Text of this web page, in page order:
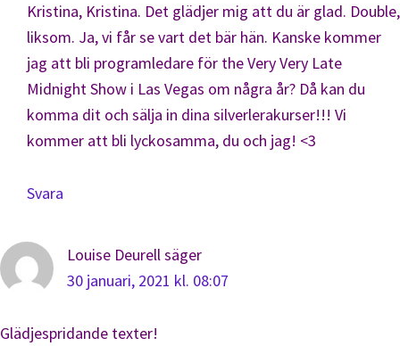
Kristina, Kristina. Det glädjer mig att du är glad. Double,
liksom. Ja, vi får se vart det bär hän. Kanske kommer
jag att bli programledare för the Very Very Late
Midnight Show i Las Vegas om några år? Då kan du
komma dit och sälja in dina silverlerakurser!!! Vi
kommer att bli lyckosamma, du och jag! <3
Svara
Louise Deurellsäger
30 januari, 2021 kl. 08:07
Glädjespridande texter!